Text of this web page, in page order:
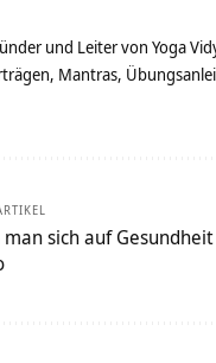
und Leiter von Yoga
Mantras,
man sich auf